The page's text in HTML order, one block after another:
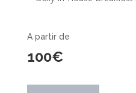
A partir de
100€